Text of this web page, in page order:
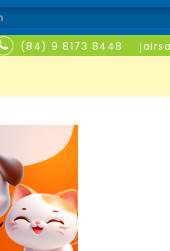
(84) 9 8173 8448